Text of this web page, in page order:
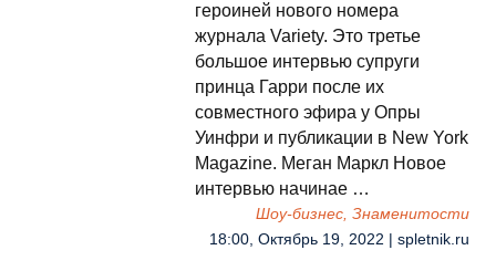
героиней нового номера
журнала Variety. Это третье
большое интервью супруги
принца Гарри после их
совместного эфира у Опры
Уинфри и публикации в New York
Magazine. Меган Маркл Новое
интервью начинае …
Шоу-бизнес, Знаменитости
18:00, Октябрь 19, 2022 | spletnik.ru